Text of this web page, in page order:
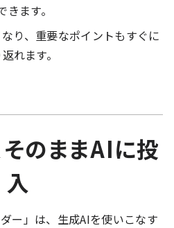
きます。
り、重要なポイントもすぐに
れます。
のままAIに投
入
ー」は、生成AIを使いこなす